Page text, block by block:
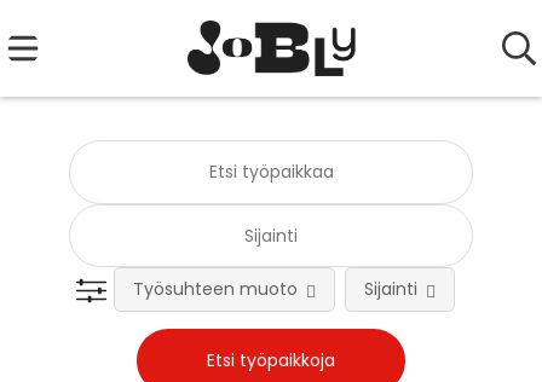
Työsuhteen muoto Sijainti